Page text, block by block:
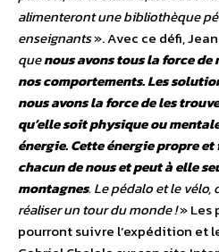
alimenteront une bibliothèque
enseignants». Avec ce défi,
quenous avons tous la force de
nos comportements. Les
nous avons la force de les
qu’elle soit physique ou
énergie. Cette énergie propre
chacun de nous et peut à elle
montagnes. Le pédalo et le vélo,
réaliser un tour du monde !» Les
pourront suivre l’expédition et